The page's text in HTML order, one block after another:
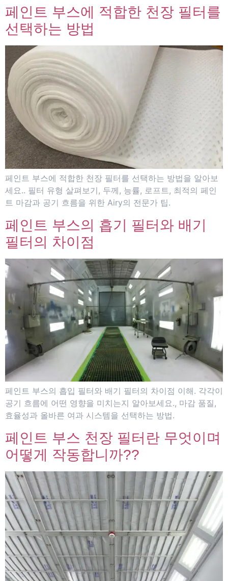
페인트 부스에 적합한 천장 필터를
선택하는 방법
페인트 부스에 적합한 천장 필터를 선택하는 방법을 알아보
세요.. 필터 유형 살펴보기, 두께, 능률, 로프트, 최적의 페인
트 마감과 공기 흐름을 위한 Airy의 전문가 팁.
페인트 부스의 흡기 필터와 배기
필터의 차이점
페인트 부스의 흡입 필터와 배기 필터의 차이점 이해. 각각이
공기 흐름에 어떤 영향을 미치는지 알아보세요., 마감 품질,
효율성과 올바른 여과 시스템을 선택하는 방법.
페인트 부스 천장 필터란 무엇이며
어떻게 작동합니까??